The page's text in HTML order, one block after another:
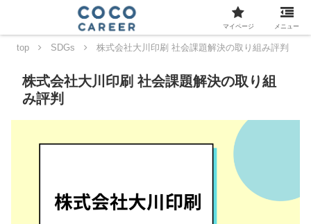
top SDGs 株式会社大川印刷 社会課題解決の取り組み評判
株式会社大川印刷 社会課題解決の取り組
み評判
マイページ メニュー